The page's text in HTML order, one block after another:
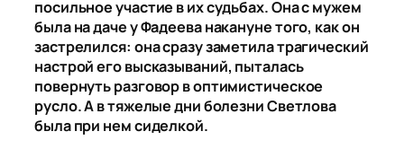
посильное участие в их судьбах. Она с мужем
была на даче у Фадеева накануне того, как он
застрелился: она сразу заметила трагический
настрой его высказываний, пыталась
повернуть разговор в оптимистическое
русло. А в тяжелые дни болезни Светлова
была при нем сиделкой.